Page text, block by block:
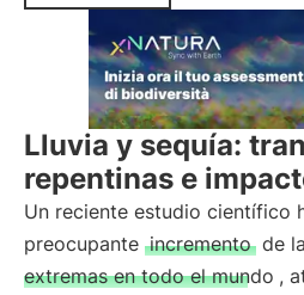
Lluvia y sequía:
repentinas e
Un reciente estudio científico
preocupante incremento de
extremas en todo el mundo ,